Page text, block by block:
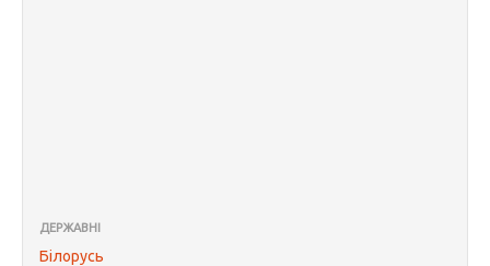
ДЕРЖАВНІ
Білорусь